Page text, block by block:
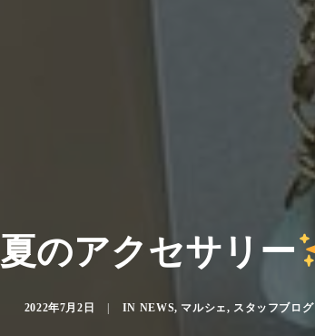
夏のアクセサリー
2022年7月2日 IN NEWS, マルシェ, スタッフブログ